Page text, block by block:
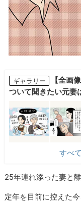
ギャラリー
【全画
ついて聞きたい元妻
すべ
25年連れ添った妻と
定年を目前に控えた